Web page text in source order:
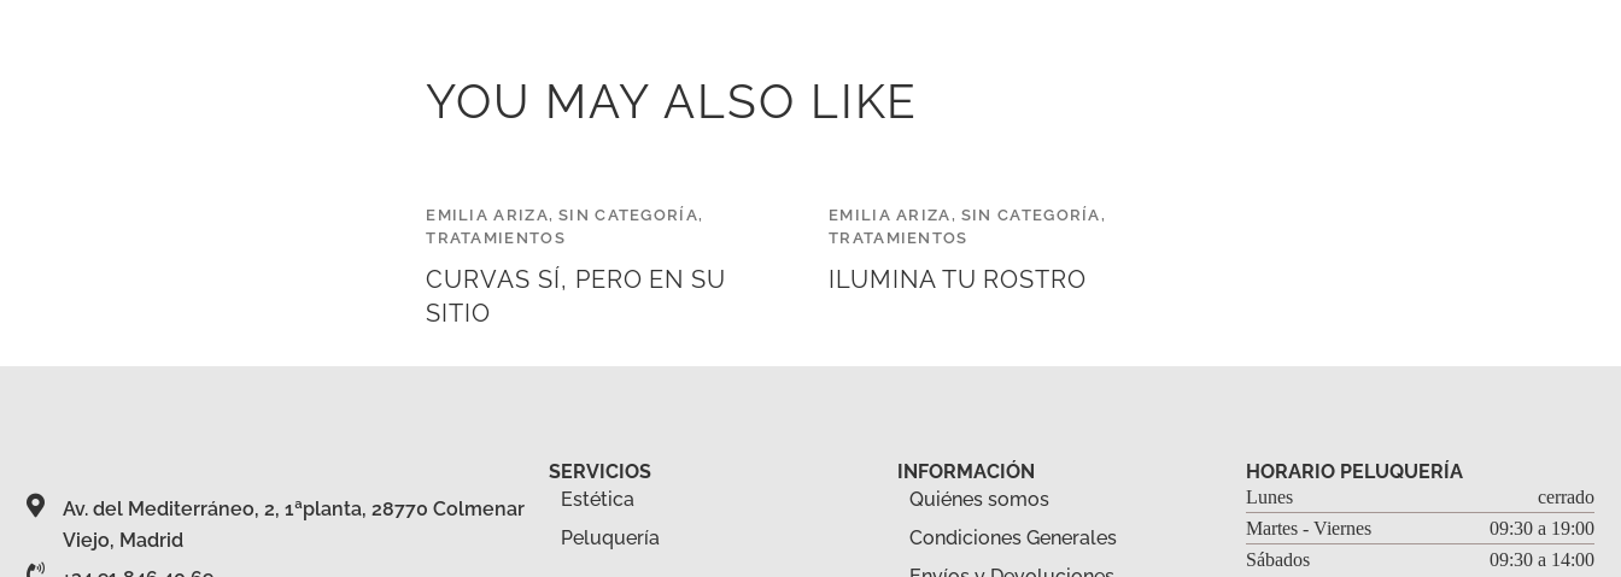
YOU MAY ALSO LIKE
EMILIA ARIZA,SIN CATEGORÍA,
TRATAMIENTOS
CURVAS SÍ, PERO EN SU
SITIO
EMILIA ARIZA, SIN CATEGORÍA,
TRATAMIENTOS
ILUMINA TU ROSTRO
Av. del Mediterráneo, 2, 1ªplanta, 28770 Colmenar
Viejo, Madrid
SERVICIOS
Estética
Peluquería
INFORMACIÓN
Quiénes somos
Condiciones Generales
HORARIO PELUQUERÍA
Lunes
cerrado
Martes - Viernes
09:30 a 19:00
Sábados
09:30 a 14:00